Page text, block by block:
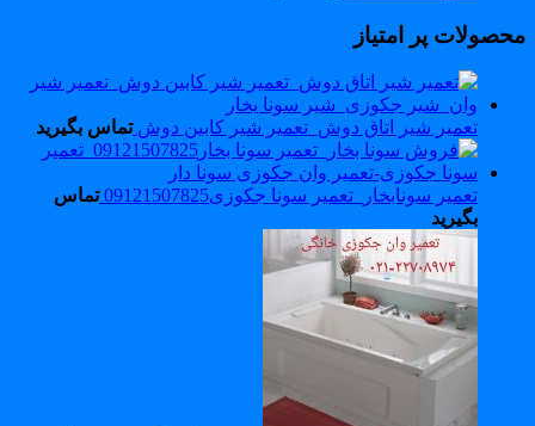
پر امتیاز
تعمیر شیر اتاق دوش_تعمیر شیر کابین دوش تماس بگیرید
تعمیر سونابخار_تعمیر سونا جکوزی09121507825
تماس
بگیرید